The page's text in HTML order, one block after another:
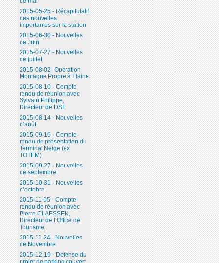
2015-05-25 - Récapitulatif
des nouvelles
importantes sur la station
2015-06-30 - Nouvelles
de Juin
2015-07-27 - Nouvelles
de juillet
2015-08-02- Opération
Montagne Propre à Flaine
2015-08-10 - Compte
rendu de réunion avec
Sylvain Philippe,
Directeur de DSF
2015-08-14 - Nouvelles
d’août
2015-09-16 - Compte-
rendu de présentation du
Terminal Neige (ex
TOTEM)
2015-09-27 - Nouvelles
de septembre
2015-10-31 - Nouvelles
d’octobre
2015-11-05 - Compte-
rendu de réunion avec
Pierre CLAESSEN,
Directeur de l’Office de
Tourisme.
2015-11-24 - Nouvelles
de Novembre
2015-12-19 - Défense du